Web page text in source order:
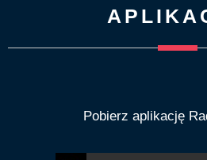
Pobierz aplikację